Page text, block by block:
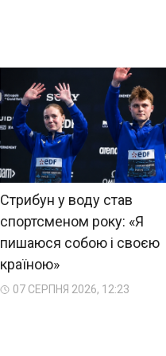
Стрибун у воду став
спортсменом року: «Я
пишаюся собою і своєю
країною»
07 СЕРПНЯ 2026, 12:23